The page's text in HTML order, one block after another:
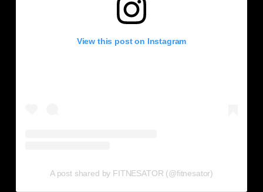
View this post on Instagram
A post shared by FITNESATOR (@fitnesator)